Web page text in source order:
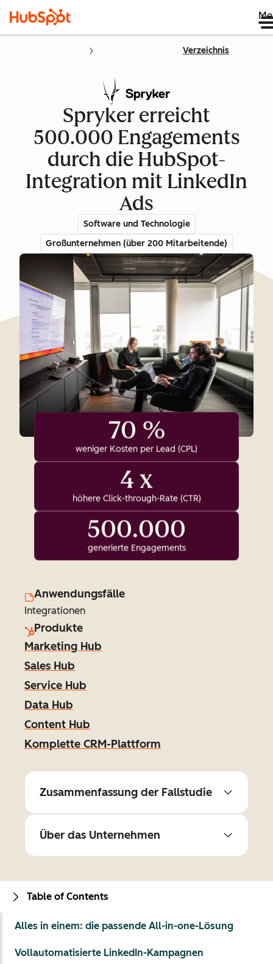
Verzeichnis
Spryker erreicht
500.000 Engagements
durch die HubSpot-
Integration mit LinkedIn
Ads
Software und Technologie
Großunternehmen (über 200 Mitarbeitende)
70 %
weniger Kosten per Lead (CPL)
4 x
höhere Click-through-Rate (CTR)
500.000
generierte Engagements
Anwendungsfälle
Integrationen
Produkte
Marketing Hub
Sales Hub
Service Hub
Data Hub
Content Hub
Komplette CRM-Plattform
Zusammenfassung der Fallstudie
Über das Unternehmen
Table of Contents
Alles in einem: die passende All-in-one-Lösung
Vollautomatisierte LinkedIn-Kampagnen